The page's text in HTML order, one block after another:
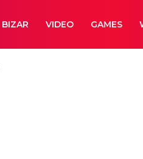
BIZAR VIDEO GAMES